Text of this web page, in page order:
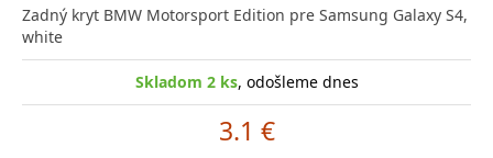
Zadný kryt BMW Motorsport Edition pre Samsung Galaxy S4,
white
Skladom 2 ks, odošleme dnes
3.1 €